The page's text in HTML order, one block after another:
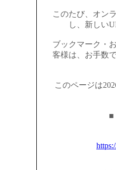
このたび、オン
し、新しい
ブックマーク・
客様は、お手数
このページは
■